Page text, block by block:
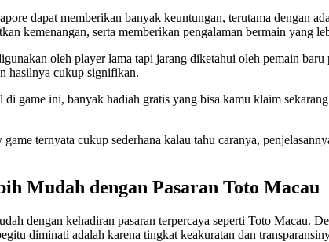
dapat memberikan banyak keuntungan, terutama dengan
kemenangan, serta memberikan pengalaman bermain yang
oleh player lama tapi jarang diketahui oleh pemain baru
hasilnya cukup signifikan.
di game ini, banyak hadiah gratis yang bisa kamu klaim
ternyata cukup sederhana kalau tahu caranya,
Mudah dengan Pasaran Toto Macau
dengan kehadiran pasaran terpercaya seperti Toto Macau.
diminati adalah karena tingkat keakuratan dan